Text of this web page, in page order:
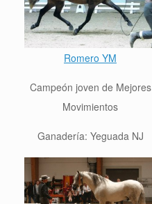
Romero YM
Campeón joven de Mejores
Movimientos
Ganadería: Yeguada NJ